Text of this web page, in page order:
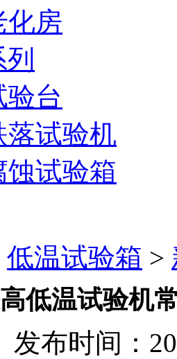
化房
验台
落试验机
蚀试验箱
低温试验箱 >
低温试验机
发布时间：